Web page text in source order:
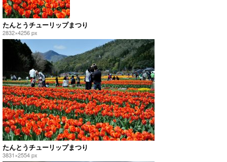
たんとうチューリップまつり
2832×4256 px
たんとうチューリップまつり
3831×2554 px